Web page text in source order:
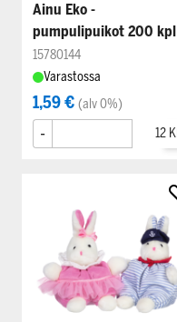
Ainu Eko -
pumpulipuikot 200 kpl
15780144
Varastossa
1,59 € (alv 0%)
-